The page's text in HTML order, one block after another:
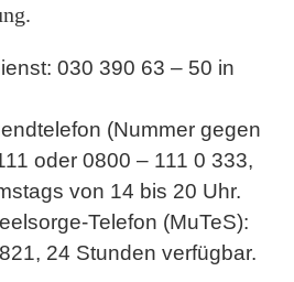
030 390 63 – 50 in
(Nummer gegen
oder 0800 – 111 0 333,
von 14 bis 20 Uhr.
Telefon (MuTeS):
24 Stunden verfügbar.